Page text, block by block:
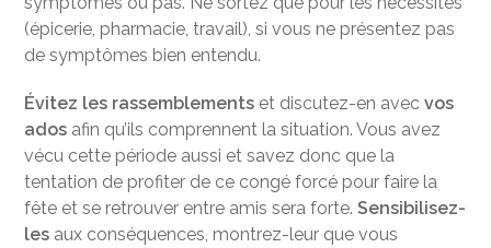
(épicerie, pharmacie, travail), si vous ne présentez pas
de symptômes bien entendu.
Évitez les rassemblements et discutez-en avecvos
ados afin qu’ils comprennent la situation. Vous avez
vécu cette période aussi et savez donc que la
tentation de profiter de ce congé forcé pour faire la
fête et se retrouver entre amis sera forte.Sensibilisez-
les aux conséquences, montrez-leur que vous